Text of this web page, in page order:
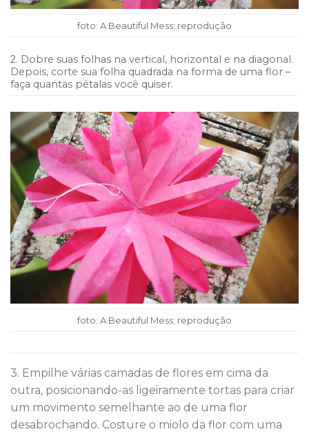
foto: A Beautiful Mess; reprodução
2. Dobre suas folhas na vertical, horizontal e na diagonal.
Depois, corte sua folha quadrada na forma de uma flor –
faça quantas pétalas você quiser.
foto: A Beautiful Mess; reprodução
3. Empilhe várias camadas de flores em cima da
outra, posicionando-as ligeiramente tortas para criar
um movimento semelhante ao de uma flor
desabrochando. Costure o miolo da flor com uma